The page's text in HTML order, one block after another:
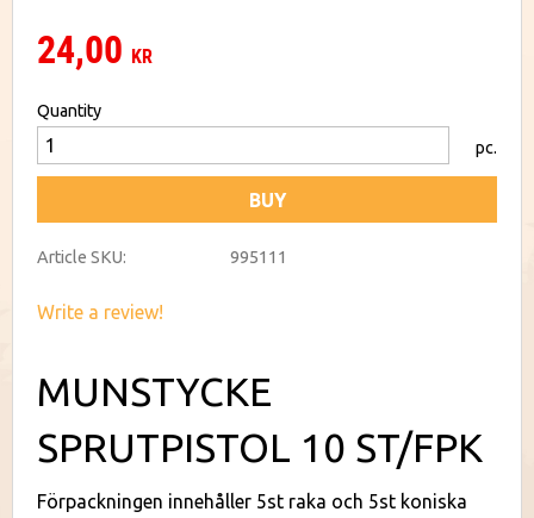
24,00 KR
Quantity
pc.
BUY
Article SKU 995111
Write a review!
MUNSTYCKE
SPRUTPISTOL 10 ST/FPK
Förpackningen innehåller 5st raka och 5st koniska